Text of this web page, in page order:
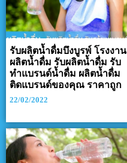
รับผลิตน้ำดื่มบึงบูรพ์ โรงงาน
ผลิตน้ำดื่ม รับผลิตน้ำดื่ม รับ
ทำแบรนด์น้ำดื่ม ผลิตน้ำดื่ม
ติดแบรนด์ของคุณ ราคาถูก
22/02/2022